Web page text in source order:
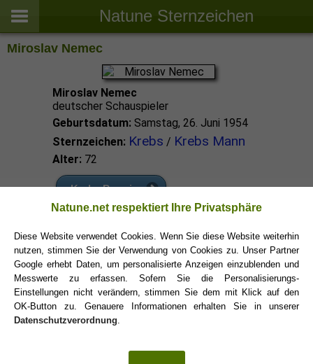
Natune Sternzeichen
Miroslav Nemec
Miroslav Nemec
deutscher Schauspieler
Geburtsdatum: Samstag, 26. Juni 1954
Sternzeichen: Krebs / Krebs Mann
Alter: 72
Krebs Promis
Krebs Sternzeichen
Natune.net respektiert Ihre Privatsphäre
Diese Website verwendet Cookies. Wenn Sie diese Website weiterhin
nutzen, stimmen Sie der Verwendung von Cookies zu. Unser Partner
Google erhebt Daten, um personalisierte Anzeigen einzublenden und
Messwerte zu erfassen. Sofern Sie die Personalisierungs-
Einstellungen nicht verändern, stimmen Sie dem mit Klick auf den
OK-Button zu. Genauere Informationen erhalten Sie in unserer
Datenschutzverordnung